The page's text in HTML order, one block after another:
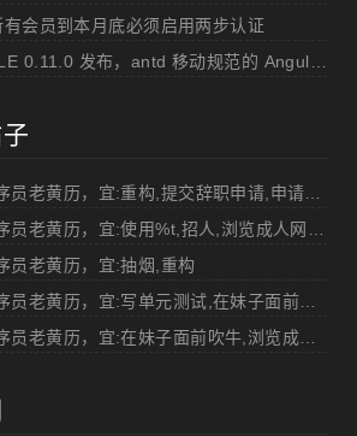
会员到本月底必须启用两步认证
员老黄历，宜:抽烟,重构